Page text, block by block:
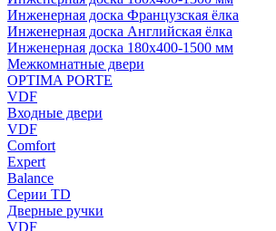
Инженерная доска Французская ёлка
Инженерная доска Английская ёлка
Инженерная доска 180x400-1500 мм
Межкомнатные двери
OPTIMA PORTE
VDF
Входные двери
VDF
Comfort
Expert
Balance
Серии TD
Дверные ручки
VDF